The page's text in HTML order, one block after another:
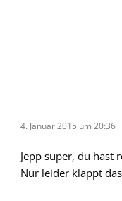
4. Januar 2015 um 20:36
Jepp super, du hast
Nur leider klappt